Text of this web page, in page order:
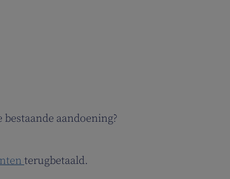
aandoening?
terugbetaald.